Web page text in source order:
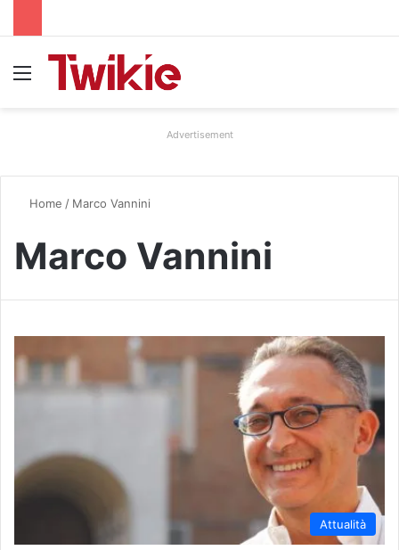
Advertisement
Home / Marco Vannini
Marco Vannini
Attualità